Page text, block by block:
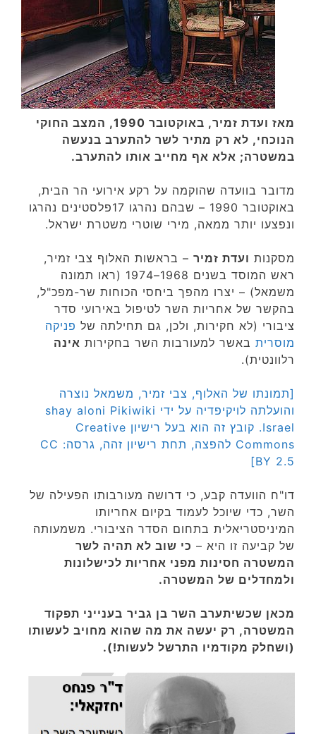
מאז ועדת זמיר, באוקטובר 1990, המצב החוקי
הנוכחי, לא רק מתיר לשר להתערב בנעשה
במשטרה; אלא אף מחייב אותו להתערב.
מדובר בוועדה שהוקמה על רקע אירועי הר הבית,
באוקטובר 1990 – שבהם נהרגו 17פלסטינים נהרגו
ונפצעו יותר ממאה, מירי שוטרי משטרת ישראל.
מסקנות ועדת זמיר – בראשות האלוף צבי זמיר,
ראש המוסד בשנים 1968–1974 (ראו תמונה
משמאל) – יצרו מהפך ביחסי הכוחות שר-מפכ"ל,
בהקשר של אחריות השר לטיפול באירועי סדר
ציבורי (לא חקירות, ולכן, גם תחילתה של פניקה
מוסרית באשר למעורבות השר בחקירות אינה
רלוונטית).
[תמונתו של האלוף, צבי זמיר, משמאל נוצרה
והועלתה לויקיפדיה על ידי shay aloni Pikiwiki
Israel. קובץ זה הוא בעל רישיון Creative
Commons להפצה, תחת רישיון זהה, גרסה: CC
BY 2.5]
דו"ח הוועדה קבע, כי דרושה מעורבותו הפעילה של
השר, כדי שיוכל לעמוד בקיום אחריותו
המיניסטריאלית בתחום הסדר הציבורי. משמעותה
של קביעה זו היא – כי שוב לא תהיה לשר
המשטרה חסינות מפני אחריות לכישלונות
ולמחדלים של המשטרה.
מכאן שכשיתערב השר בן גביר בענייני תפקוד
המשטרה, רק יעשה את מה שהוא מחויב לעשותו
(ושחלק מקודמיו התרשל לעשות!).